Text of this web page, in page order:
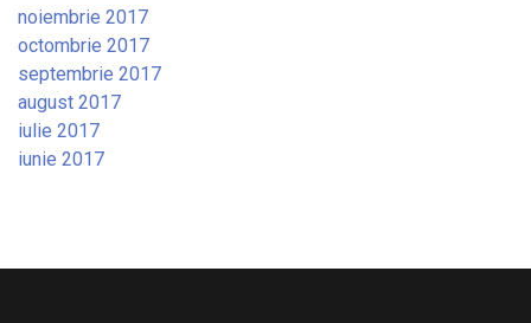
noiembrie 2017
octombrie 2017
septembrie 2017
august 2017
iulie 2017
iunie 2017